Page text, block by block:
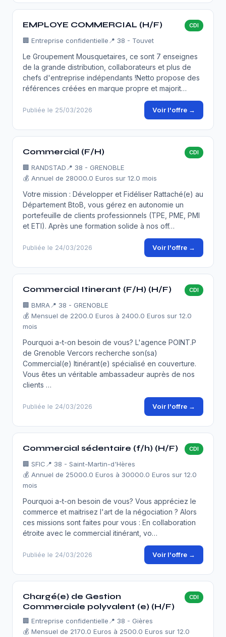
EMPLOYE COMMERCIAL (H/F) CDI
🏢 Entreprise confidentielle 📍 38 - Touvet
Le Groupement Mousquetaires, ce sont 7 enseignes
de la grande distribution, collaborateurs et plus de
chefs d'entreprise indépendants !Netto propose des
références créées en marque propre et majorit…
Publiée le 25/03/2026 Voir l'offre →
Commercial (F/H) CDI
🏢 RANDSTAD 📍 38 - GRENOBLE
💰 Annuel de 28000.0 Euros sur 12.0 mois
Votre mission : Développer et Fidéliser Rattaché(e) au
Département BtoB, vous gérez en autonomie un
portefeuille de clients professionnels (TPE, PME, PMI
et ETI). Après une formation solide à nos off…
Publiée le 24/03/2026 Voir l'offre →
Commercial Itinerant (F/H) (H/F) CDI
🏢 BMRA📍 38 - GRENOBLE
💰 Mensuel de 2200.0 Euros à 2400.0 Euros sur 12.0
mois
Pourquoi a-t-on besoin de vous? L'agence POINT.P
de Grenoble Vercors recherche son(sa)
Commercial(e) Itinérant(e) spécialisé en couverture.
Vous êtes un véritable ambassadeur auprès de nos
clients …
Publiée le 24/03/2026 Voir l'offre →
Commercial sédentaire (f/h) (H/F) CDI
🏢 SFIC 📍 38 - Saint-Martin-d'Hères
💰 Annuel de 25000.0 Euros à 30000.0 Euros sur 12.0
mois
Pourquoi a-t-on besoin de vous? Vous appréciez le
commerce et maitrisez l'art de la négociation ? Alors
ces missions sont faites pour vous : En collaboration
étroite avec le commercial itinérant, vo…
Publiée le 24/03/2026 Voir l'offre →
Chargé(e) de Gestion
Commerciale polyvalent (e) (H/F)
CDI
🏢 Entreprise confidentielle 📍 38 - Gières
💰 Mensuel de 2170.0 Euros à 2500.0 Euros sur 12.0